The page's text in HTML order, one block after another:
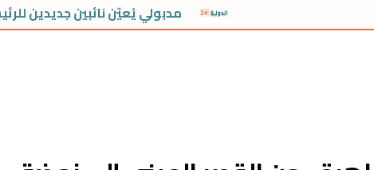
مدبولي يُعيّن نائبين جديدين